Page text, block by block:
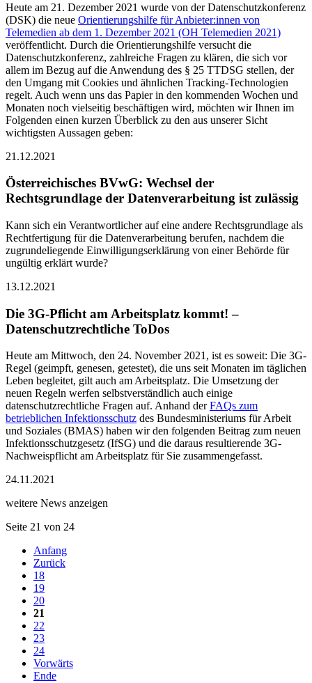
Heute am 21. Dezember 2021 wurde von der Datenschutzkonferenz
(DSK) die neue Orientierungshilfe für Anbieter:innen von
Telemedien ab dem 1. Dezember 2021 (OH Telemedien 2021)
veröffentlicht. Durch die Orientierungshilfe versucht die
Datenschutzkonferenz, zahlreiche Fragen zu klären, die sich vor
allem im Bezug auf die Anwendung des § 25 TTDSG stellen, der
den Umgang mit Cookies und ähnlichen Tracking-Technologien
regelt. Auch wenn uns das Papier in den kommenden Wochen und
Monaten noch vielseitig beschäftigen wird, möchten wir Ihnen im
Folgenden einen kurzen Überblick zu den aus unserer Sicht
wichtigsten Aussagen geben:
21.12.2021
Österreichisches BVwG: Wechsel der
Rechtsgrundlage der Datenverarbeitung ist zulässig
Kann sich ein Verantwortlicher auf eine andere Rechtsgrundlage als
Rechtfertigung für die Datenverarbeitung berufen, nachdem die
zugrundeliegende Einwilligungserklärung von einer Behörde für
ungültig erklärt wurde?
13.12.2021
Die 3G-Pflicht am Arbeitsplatz kommt! –
Datenschutzrechtliche ToDos
Heute am Mittwoch, den 24. November 2021, ist es soweit: Die 3G-
Regel (geimpft, genesen, getestet), die uns seit Monaten im täglichen
Leben begleitet, gilt auch am Arbeitsplatz. Die Umsetzung der
neuen Regeln werfen selbstverständlich auch einige
datenschutzrechtliche Fragen auf. Anhand derFAQs zum
betrieblichen Infektionsschutz des Bundesministeriums für Arbeit
und Soziales (BMAS) haben wir den folgenden Beitrag zum neuen
Infektionsschutzgesetz (IfSG) und die daraus resultierende 3G-
Nachweispflicht am Arbeitsplatz für Sie zusammengefasst.
24.11.2021
weitere News anzeigen
Seite 21 von 24
Anfang
Zurück
18
19
20
21
22
23
24
Vorwärts
Ende